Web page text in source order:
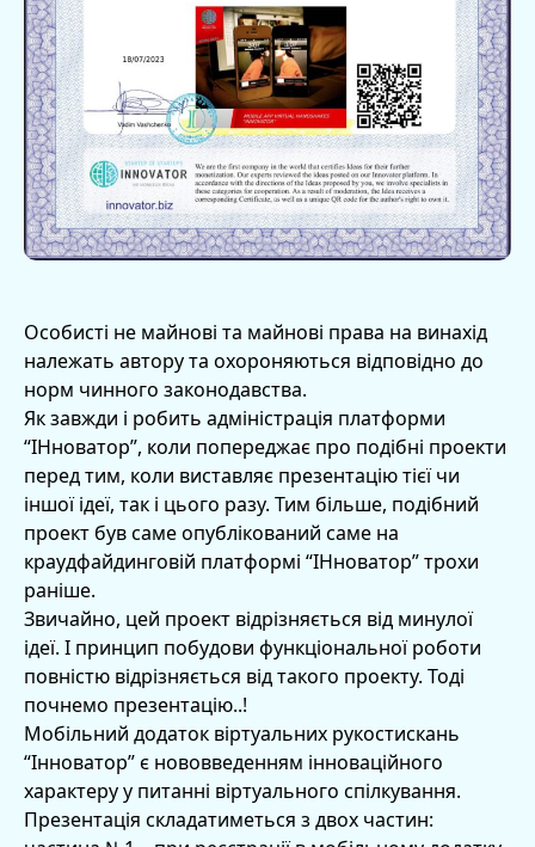
Особисті не майнові та майнові права на винахід
належать автору та охороняються відповідно до
норм чинного законодавства.
Як завжди і робить адміністрація платформи
“ІНноватор”, коли попереджає про подібні проекти
перед тим, коли виставляє презентацію тієї чи
іншої ідеї, так і цього разу. Тим більше, подібний
проект був саме опублікований саме на
краудфайдинговій платформі “ІНноватор” трохи
раніше.
Звичайно, цей проект відрізняється від минулої
ідеї. І принцип побудови функціональної роботи
повністю відрізняється від такого проекту. Тоді
почнемо презентацію..!
Мобільний додаток віртуальних рукостискань
“Інноватор” є нововведенням інноваційного
характеру у питанні віртуального спілкування.
Презентація складатиметься з двох частин: